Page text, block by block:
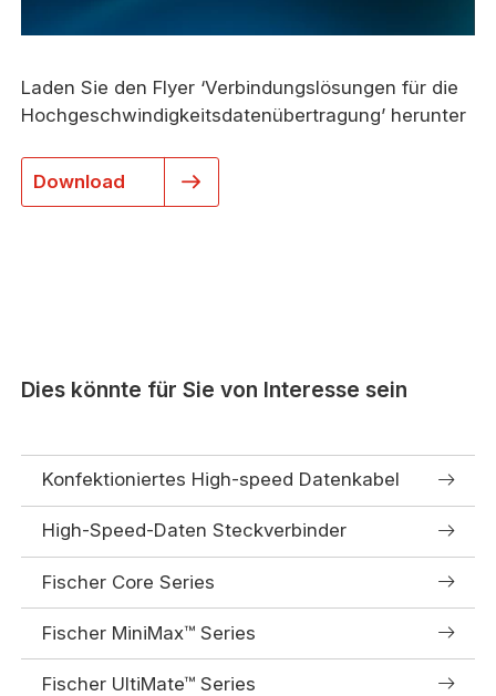
Laden Sie den Flyer ‘Verbindungslösungen für die
Hochgeschwindigkeitsdatenübertragung’ herunter
Download
Dies könnte für Sie von Interesse sein
Konfektioniertes High-speed Datenkabel
High-Speed-Daten Steckverbinder
Fischer Core Series
Fischer MiniMax™ Series
Fischer UltiMate™ Series